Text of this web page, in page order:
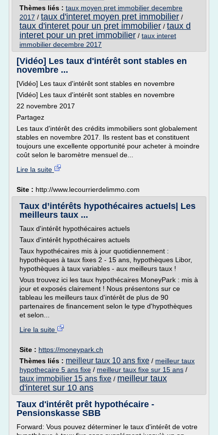
Thèmes liés : taux moyen pret immobilier decembre
2017 / taux d'interet moyen pret immobilier /
taux d'interet pour un pret immobilier / taux d
interet pour un pret immobilier / taux interet
immobilier decembre 2017
[Vidéo] Les taux d'intérêt sont stables en
novembre ...
[Vidéo] Les taux d'intérêt sont stables en novembre
[Vidéo] Les taux d'intérêt sont stables en novembre
22 novembre 2017
Partagez
Les taux d'intérêt des crédits immobiliers sont globalement
stables en novembre 2017. Ils restent bas et constituent
toujours une excellente opportunité pour acheter à moindre
coût selon le baromètre mensuel de...
Lire la suite
Site : http://www.lecourrierdelimmo.com
Taux d’intérêts hypothécaires actuels| Les
meilleurs taux ...
Taux d'intérêt hypothécaires actuels
Taux d'intérêt hypothécaires actuels
Taux hypothécaires mis à jour quotidiennement :
hypothèques à taux fixes 2 - 15 ans, hypothèques Libor,
hypothèques à taux variables - aux meilleurs taux !
Vous trouvez ici les taux hypothécaires MoneyPark : mis à
jour et exposés clairement ! Nous présentons sur ce
tableau les meilleurs taux d'intérêt de plus de 90
partenaires de financement selon le type d'hypothèques
et selon...
Lire la suite
Site : https://moneypark.ch
Thèmes liés : meilleur taux 10 ans fixe / meilleur taux
hypothecaire 5 ans fixe / meilleur taux fixe sur 15 ans /
taux immobilier 15 ans fixe / meilleur taux
d'interet sur 10 ans
Taux d'intérêt prêt hypothécaire -
Pensionskasse SBB
Forward: Vous pouvez déterminer le taux d'intérêt de votre